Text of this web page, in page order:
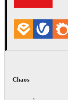
Chaos